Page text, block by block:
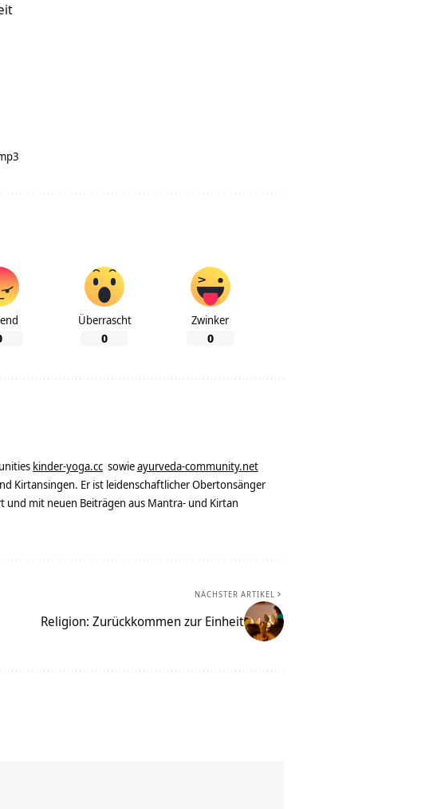
Überrascht
0
Zwinker
0
kinder-yoga.cc sowieayurveda-community.net
Kirtansingen. Er ist leidenschaftlicher Obertonsänger
und mit neuen Beiträgen aus Mantra- und Kirtan
NÄCHSTER ARTIKEL
Religion: Zurückkommen zur Einheit